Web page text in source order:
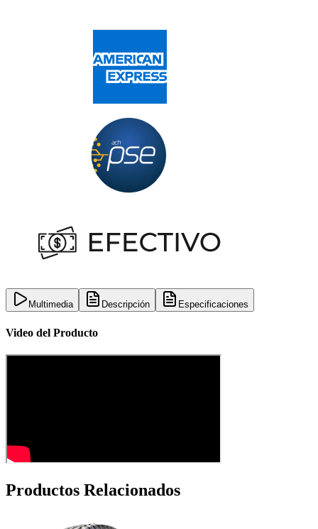
Multimedia Descripción Especificaciones
Video del Producto
Productos Relacionados